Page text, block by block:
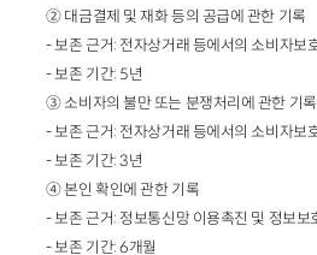
② 대금결제 및 재화 등의 공급에 관한 기록
- 보존 근거: 전자상거래 등에서의 소비자보
- 보존 기간: 5년
③ 소비자의 불만 또는 분쟁처리에 관한 기록
- 보존 근거: 전자상거래 등에서의 소비자보
- 보존 기간: 3년
④ 본인 확인에 관한 기록
- 보존 근거: 정보통신망 이용촉진 및 정보보
- 보존 기간: 6개월